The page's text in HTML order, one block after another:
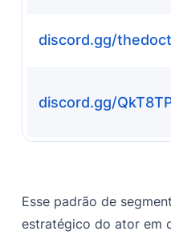
discord.gg/
discord.gg/
Esse padrão de
estratégico do ator em